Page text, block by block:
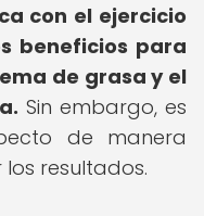
con el ejercicio
beneficios para
de grasa y el
Sin embargo, es
de manera
resultados.